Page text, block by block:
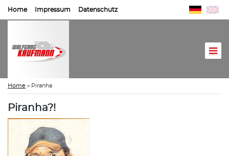
Home Impressum Datenschutz
Home » Piranha
Piranha?!